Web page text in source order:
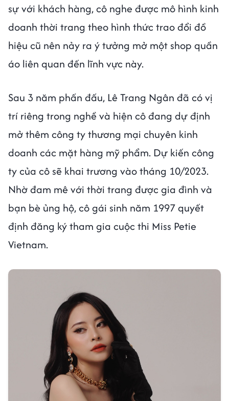
sự với khách hàng, cô nghe được mô hình kinh
doanh thời trang theo hình thức trao đổi đồ
hiệu cũ nên nảy ra ý tưởng mở một shop quần
áo liên quan đến lĩnh vực này.
Sau 3 năm phấn đấu, Lê Trang Ngân đã có vị
trí riêng trong nghề và hiện cô đang dự định
mở thêm công ty thương mại chuyên kinh
doanh các mặt hàng mỹ phẩm. Dự kiến công
ty của cô sẽ khai trương vào tháng 10/2023.
Nhờ đam mê với thời trang được gia đình và
bạn bè ủng hộ, cô gái sinh năm 1997 quyết
định đăng ký tham gia cuộc thi Miss Petie
Vietnam.